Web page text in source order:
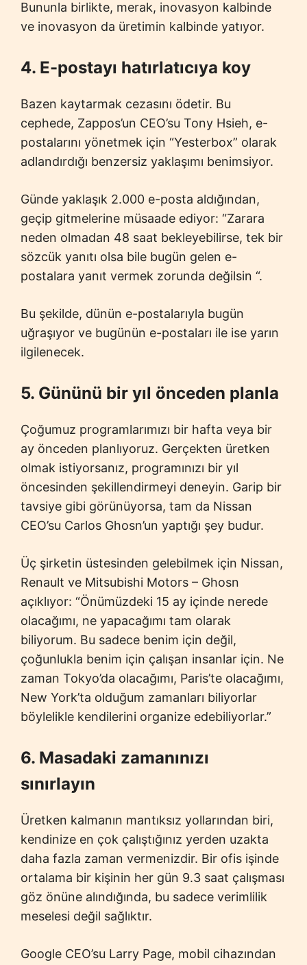
Bununla birlikte, merak, inovasyon kalbinde
ve inovasyon da üretimin kalbinde yatıyor.
4. E-postayı hatırlatıcıya koy
Bazen kaytarmak cezasını ödetir. Bu
cephede, Zappos’un CEO’su Tony Hsieh, e-
postalarını yönetmek için “Yesterbox” olarak
adlandırdığı benzersiz yaklaşımı benimsiyor.
Günde yaklaşık 2.000 e-posta aldığından,
geçip gitmelerine müsaade ediyor: “Zarara
neden olmadan 48 saat bekleyebilirse, tek bir
sözcük yanıtı olsa bile bugün gelen e-
postalara yanıt vermek zorunda değilsin “.
Bu şekilde, dünün e-postalarıyla bugün
uğraşıyor ve bugünün e-postaları ile ise yarın
ilgilenecek.
5. Gününü bir yıl önceden planla
Çoğumuz programlarımızı bir hafta veya bir
ay önceden planlıyoruz. Gerçekten üretken
olmak istiyorsanız, programınızı bir yıl
öncesinden şekillendirmeyi deneyin. Garip bir
tavsiye gibi görünüyorsa, tam da Nissan
CEO’su Carlos Ghosn’un yaptığı şey budur.
Üç şirketin üstesinden gelebilmek için Nissan,
Renault ve Mitsubishi Motors – Ghosn
açıklıyor: “Önümüzdeki 15 ay içinde nerede
olacağımı, ne yapacağımı tam olarak
biliyorum. Bu sadece benim için değil,
çoğunlukla benim için çalışan insanlar için. Ne
zaman Tokyo’da olacağımı, Paris’te olacağımı,
New York’ta olduğum zamanları biliyorlar
böylelikle kendilerini organize edebiliyorlar.”
6. Masadaki zamanınızı
sınırlayın
Üretken kalmanın mantıksız yollarından biri,
kendinize en çok çalıştığınız yerden uzakta
daha fazla zaman vermenizdir. Bir ofis işinde
ortalama bir kişinin her gün 9.3 saat çalışması
göz önüne alındığında, bu sadece verimlilik
meselesi değil sağlıktır.
Google CEO’su Larry Page, mobil cihazından